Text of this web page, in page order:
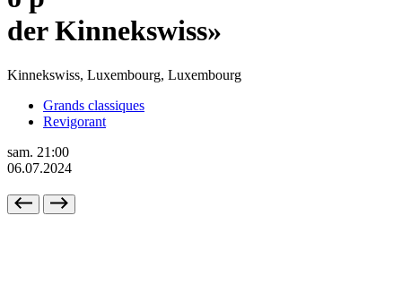
der Kinnekswiss»
Kinnekswiss, Luxembourg, Luxembourg
Grands classiques
Revigorant
sam. 21:00
06.07.2024